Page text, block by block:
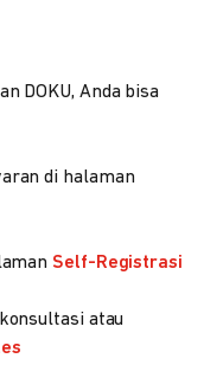
DOKU, Anda bisa
di halaman
Self-Registrasi
atau